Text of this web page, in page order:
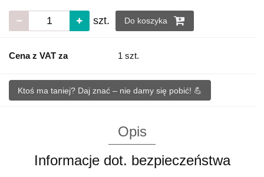
szt. Do koszyka
Cena z VAT za 1 szt.
Ktoś ma taniej? Daj znać – nie damy się pobić! 💪
Opis
Informacje dot. bezpieczeństwa